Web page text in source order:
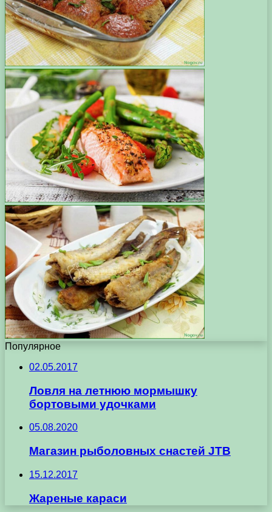
Популярное
02.05.2017
Ловля на летнюю мормышку
бортовыми удочками
05.08.2020
Магазин рыболовных снастей JTB
15.12.2017
Жареные караси